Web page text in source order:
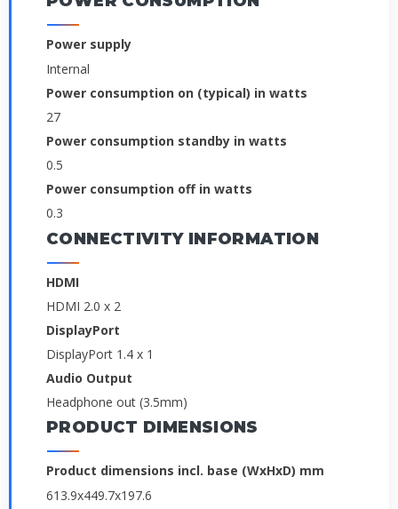
Power supply
Internal
Power consumption on (typical) in watts
27
Power consumption standby in watts
0.5
Power consumption off in watts
0.3
CONNECTIVITY INFORMATION
HDMI
HDMI 2.0 x 2
DisplayPort
DisplayPort 1.4 x 1
Audio Output
Headphone out (3.5mm)
PRODUCT DIMENSIONS
Product dimensions incl. base (WxHxD) mm
613.9x449.7x197.6